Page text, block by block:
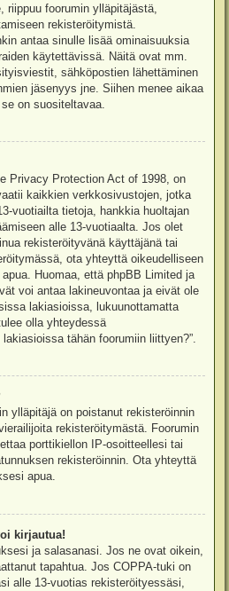
foorumin ylläpitäjästä,
rekisteröitymistä.
antaa sinulle lisää ominaisuuksia
käytettävissä. Näitä ovat mm.
sähköpostien lähettäminen
jäsenyys jne. Siihen menee aikaa
on suositeltavaa.
Privacy Protection Act of 1998, on
kaikkien verkkosivustojen, jotka
vuotiailta tietoja, hankkia huoltajan
alle 13-vuotiaalta. Jos olet
rekisteröityvänä käyttäjänä tai
ota yhteyttä oikeudelliseen
Huomaa, että phpBB Limited ja
voi antaa lakineuvontaa ja eivät ole
lakiasioissa, lukuunottamatta
olla yhteydessä
tähän foorumiin liittyen?”.
ylläpitäjä on poistanut rekisteröinnin
rekisteröitymästä. Foorumin
porttikiellon IP-osoitteellesi tai
rekisteröinnin. Ota yhteyttä
apua.
kirjautua!
ja salasanasi. Jos ne ovat oikein,
tapahtua. Jos COPPA-tuki on
alle 13-vuotias rekisteröityessäsi,